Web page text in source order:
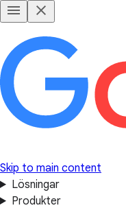
Skip to main content
Lösningar
Produkter